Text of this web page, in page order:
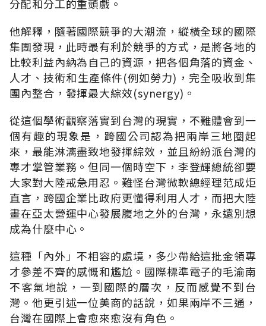
分配和分工的重頭戲。
他解釋，隨著國際競爭的大潮流，縱橫全球的國際
集團發現，此時最有利於競爭的方式，是將各地的
比較利益內納為自己的資源，把各個角落的資金、
人才、技術和生產條件(例如勞力)，完全吸收到集
團內整合，發揮最大綜效(synergy)。
從這個學術觀察落實到台灣的現實，不難體會到一
個有趣的現象是，跨國公司認為把兩岸三地圈起
來，最能淋漓盡致地發揮綜效，並且紛紛派台灣的
專才掌管業務。但同一個時空下，李登輝總統卻要
大家對大陸戒急用忍。難怪台灣微軟總經理范成炬
直言，跨國企業比政府更懂得利用人才，而把大陸
畫在亞太營運中心發展腹地之外的台灣，永遠別想
成為什麼中心。
這種「內外」不相容的處境，多少帶給這批金領專
才參差不齊的感慨和尷尬。國際標準電子的毛渝南
不客氣地說，一到國際的層次，反而感覺不到台
灣。他更引述一位美商的話說，如果兩岸不三通，
台灣在國際上會愈來愈沒有角色。